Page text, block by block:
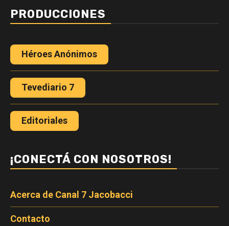
PRODUCCIONES
Héroes Anónimos
Tevediario 7
Editoriales
¡CONECTÁ CON NOSOTROS!
Acerca de Canal 7 Jacobacci
Contacto